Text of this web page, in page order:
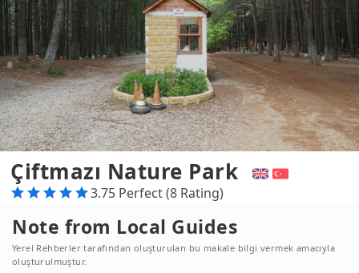
Çiftmazı Nature Park
3.75 Perfect (8 Rating)
Note from Local Guides
Yerel Rehberler tarafından oluşturulan bu makale bilgi vermek amacıyla
oluşturulmuştur.